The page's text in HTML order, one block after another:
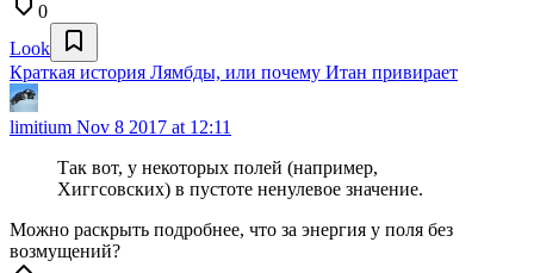
0
Look
Краткая история Лямбды, или почему Итан привирает
limitium Nov 8 2017 at 12:11
Так вот, у некоторых полей (например,
Хиггсовских) в пустоте ненулевое значение.
Можно раскрыть подробнее, что за энергия у поля без
возмущений?